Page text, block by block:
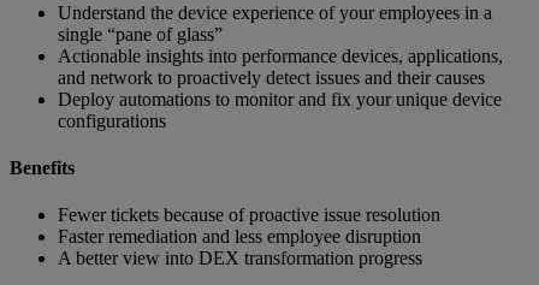
Understand the device experience of your employees in a
single “pane of glass” ​
Actionable insights into performance devices, applications,
and network to proactively detect issues and their causes
Deploy automations to monitor and fix your unique device
configurations
Benefits
Fewer tickets because of proactive issue resolution
Faster remediation and less employee disruption
A better view into DEX transformation progress